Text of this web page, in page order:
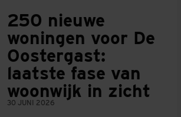
250 nieuwe
woningen voor De
Oostergast:
laatste fase van
woonwijk in zicht
30 JUNI 2026